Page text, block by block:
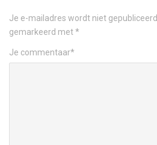
Je e-mailadres wordt niet gepubliceerd.
gemarkeerd met*
Je commentaar*